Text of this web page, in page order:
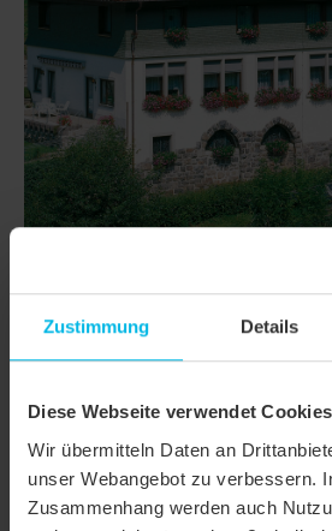
Zustimmung Details
Diese Webseite verwendet Cookies
Wir übermitteln Daten an
unser Webangebot zu verbessern.
Zusammenhang werden auch
DETTAGLI
prodotto
doppia conca
Gruppo
prodotto
Tegole